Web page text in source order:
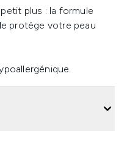
plus : la formule
protège votre peau